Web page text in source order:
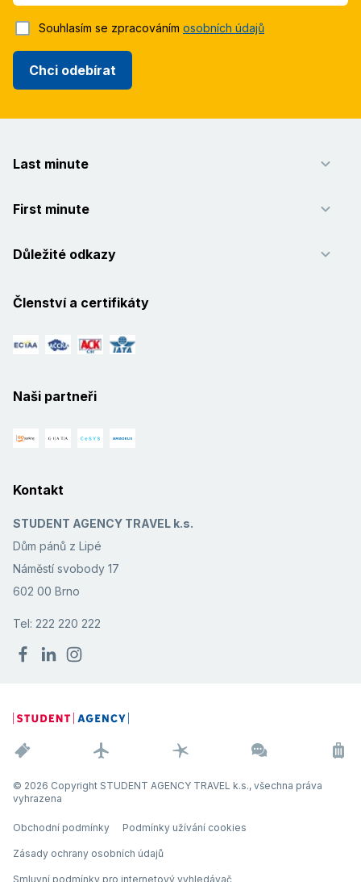
Chci odebírat
Souhlasím se zpracováním osobních údajů
Last minute
First minute
Důležité odkazy
Členství a certifikáty
Naši partneři
Kontakt
STUDENT AGENCY TRAVEL k.s.
Dům pánů z Lipé
Náměstí svobody 17
602 00 Brno
Tel: 222 220 222
© 2026 Copyright STUDENT AGENCY TRAVEL k.s., všechna práva
vyhrazena
Obchodní podmínky Podmínky užívání cookies
Zásady ochrany osobních údajů
Smluvní podmínky pro internetový vyhledávač